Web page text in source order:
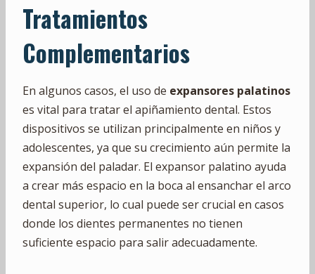
Tratamientos
Complementarios
En algunos casos, el uso de expansores palatinos
es vital para tratar el apiñamiento dental. Estos
dispositivos se utilizan principalmente en niños y
adolescentes, ya que su crecimiento aún permite la
expansión del paladar. El expansor palatino ayuda
a crear más espacio en la boca al ensanchar el arco
dental superior, lo cual puede ser crucial en casos
donde los dientes permanentes no tienen
suficiente espacio para salir adecuadamente.